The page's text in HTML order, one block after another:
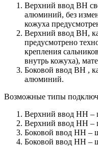
Верхний ввод ВН
алюминий, без
кожуха
Верхний ввод ВН,
предусмотрено
крепления
внутрь кожуха),
Боковой ввод ВН ,
алюминий.
Возможные типы
Верхний ввод НН –
Верхний ввод НН –
Боковой ввод НН –
Боковой ввод НН –